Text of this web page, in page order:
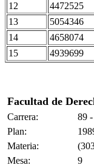
12 4472525
13 5054346
14 4658074
15 4939699
Facultad de
Carrera:
89
Plan:
Materia:
Mesa:
9